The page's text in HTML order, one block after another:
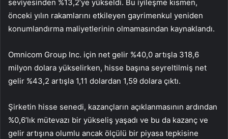
seviyesinden %13,2’ye yükseldi. Bu iyileşme kısmen,
önceki yılın rakamlarını etkileyen gayrimenkul yeniden
konumlandırma maliyetlerinin olmamasından kaynaklandı.
Omnicom Group Inc. için net gelir %40,0 artışla 318,6
milyon dolara yükselirken, hisse başına seyreltilmiş net
gelir %43,2 artışla 1,11 dolardan 1,59 dolara çıktı.
Şirketin hisse senedi, kazançların açıklanmasının ardından
%0,6’lık mütevazı bir yükseliş yaşadı ve bu da kazanç ve
gelir artışına olumlu ancak ölçülü bir piyasa tepkisine